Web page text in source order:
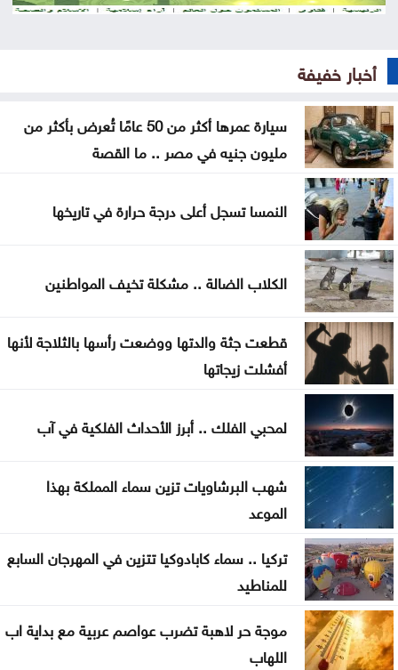
الشمال في إربد
بيان صادر عن اللجنة النقابية للعاملين في شركة البوتاس
العربية
ندوة بعنوان المفرق .. عروس البادية ودورها في بناء
السردية الأردنية الأحد
عمان الاهلية بطلة الجامعات الأردنية في الكراتيه للطلاب
ووصيفه البطولة للطالبات .. صور
سياحة عجلون تطلق رحلات برنامج أردننا جنة إلى مختلف
مناطق المملكة
صادرات عمّان الصناعية تكسر حاجز 4 مليارات دينار منذ
بداية العام
سلسلة غارات إسرائيلية على جنوب لبنان تزامنا مع
استمرار مفاوضات روما
الوصاية الهاشمية تحظى بإجماع عربي وإسلامي في
اجتماع عمّان
أخبار خفيفة
سيارة عمرها أكثر من 50 عامًا تُعرض بأكثر من
مليون جنيه في مصر .. ما القصة
النمسا تسجل أعلى درجة حرارة في تاريخها
الكلاب الضالة .. مشكلة تخيف المواطنين
قطعت جثة والدتها ووضعت رأسها بالثلاجة لأنها
أفشلت زيجاتها
لمحبي الفلك .. أبرز الأحداث الفلكية في آب
شهب البرشاويات تزين سماء المملكة بهذا
الموعد
تركيا .. سماء كابادوكيا تتزين في المهرجان السابع
للمناطيد
موجة حر لاهبة تضرب عواصم عربية مع بداية اب
اللهاب